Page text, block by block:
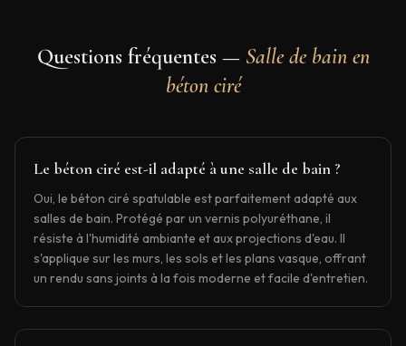
Questions fréquentes — Salle de bain en
béton ciré
Le béton ciré est-il adapté à une salle de bain ?
Oui, le béton ciré spatulable est parfaitement adapté aux
salles de bain. Protégé par un vernis polyuréthane, il
résiste à l'humidité ambiante et aux projections d'eau. Il
s'applique sur les murs, les sols et les plans vasque, offrant
un rendu sans joints à la fois moderne et facile d'entretien.